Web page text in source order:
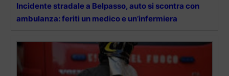
Incidente stradale a Belpasso, auto si scontra con
ambulanza: feriti un medico e un’infermiera